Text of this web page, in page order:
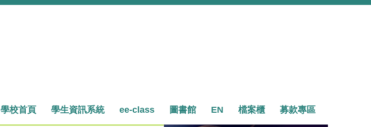
學校首頁 學生資訊系統 ee-class 圖書館 EN 檔案櫃 募款專區